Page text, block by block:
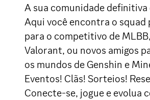
A sua comunidade definitiva
Aqui você encontra o
para o competitivo de
Valorant, ou novos amigos
os mundos de Genshin e
Eventos! Clãs! Sorteios!
Conecte-se, jogue e evolua